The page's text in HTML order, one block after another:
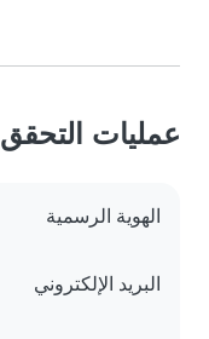
عمليات التحقق
الهوية الرسمية
البريد الإلكتروني